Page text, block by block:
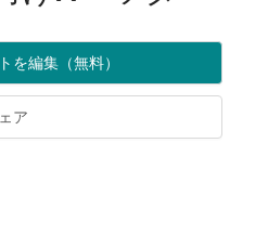
を編集（無料）
ア